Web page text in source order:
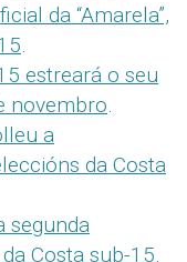
da “Amarela”,
.
estreará o seu
novembro.
a
da Costa
segunda
Costa sub-15.